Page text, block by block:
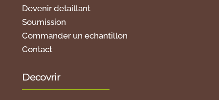
Devenir detaillant
Soumission
Commander un echantillon
Contact
Decovrir